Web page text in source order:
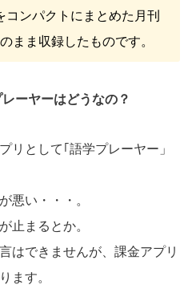
コンパクトにまとめた月刊
まま収録したものです。
ーヤーはどうなの？
リとして｢語学プレーヤー」
悪い・・・。
止まるとか。
はできませんが、課金アプリ
ます。